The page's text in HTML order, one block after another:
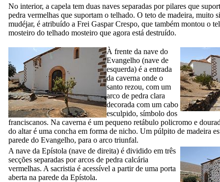
No interior, a capela tem duas naves separadas por pilares que
pedra vermelhas que suportam o telhado. O teto de madeira, muito
mudéjar, é atribuído a Frei Gaspar Crespo, que também montou o
mosteiro do telhado mosteiro que agora está destruído.
À frente da nave do
Evangelho (nave de
esquerda) é a entrada
da caverna onde o
santo rezou, com um
arco de pedra clara
decorada com um cabo
esculpido, símbolo dos
franciscanos. Na caverna é um pequeno retábulo policromo e
do altar é uma concha em forma de nicho. Um púlpito de madeira
parede do Evangelho, para o arco triunfal.
A nave da Epístola (nave de direita) é dividido em três
secções separadas por arcos de pedra calcária
vermelhas. A sacristia é acessível a partir de uma porta
aberta na parede da Epístola.